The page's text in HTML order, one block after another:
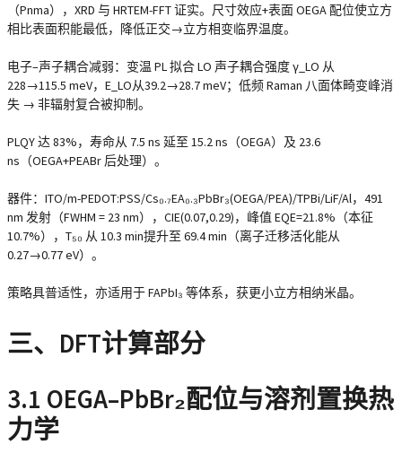
（Pnma），XRD 与 HRTEM-FFT 证实。尺寸效应+表面 OEGA 配位使立方
相比表面积能最低，降低正交→立方相变临界温度。
电子–声子耦合减弱：变温 PL 拟合 LO 声子耦合强度 γ_LO 从
228→115.5 meV，E_LO从39.2→28.7 meV；低频 Raman 八面体畸变峰消
失 → 非辐射复合被抑制。
PLQY 达 83%，寿命从 7.5 ns 延至 15.2 ns（OEGA）及 23.6
ns（OEGA+PEABr 后处理）。
器件：ITO/m-PEDOT:PSS/Cs₀.₇EA₀.₃PbBr₃(OEGA/PEA)/TPBi/LiF/Al，491
nm 发射（FWHM = 23 nm），CIE(0.07,0.29)，峰值 EQE=21.8%（本征
10.7%），T₅₀ 从 10.3 min提升至 69.4 min（离子迁移活化能从
0.27→0.77 eV）。
策略具普适性，亦适用于 FAPbI₃ 等体系，获更小立方相纳米晶。
三、DFT计算部分
3.1 OEGA–PbBr₂配位与溶剂置换热
力学